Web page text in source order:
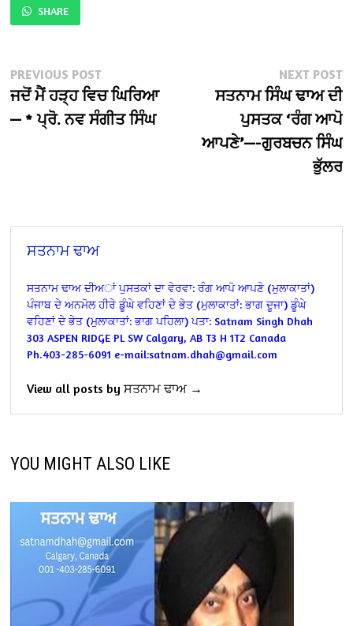
SHARE
Post
navigation
PREVIOUS POSTPrevious
post:
ਜਦੋਂ ਮੈਂ ਹੜ੍ਹ ਵਿਚ ਘਿਰਿਆ
— * ਪ੍ਰੋ. ਨਵ ਸੰਗੀਤ ਸਿੰਘ
NEXT POST
ਸਤਨਾਮ ਸਿੰਘ ਢਾਅ ਦੀ
ਪੁਸਤਕ ‘ਰੰਗ ਆਪੋ
ਆਪਣੇ’—-ਗੁਰਬਚਨ ਸਿੰਘ
ਭੁੱਲਰ
ਸਤਨਾਮ ਢਾਅ
ਸਤਨਾਮ ਢਾਅ ਦੀਅਾਂ ਪੁਸਤਕਾਂ ਦਾ ਵੇਰਵਾ: ਰੰਗ ਆਪੋ ਆਪਣੇ (ਮੁਲਾਕਾਤਾਂ)
ਪੰਜਾਬ ਦੇ ਅਨਮੋਲ ਹੀਰੇ ਡੂੰਘੇ ਵਹਿਣਾਂ ਦੇ ਭੇਤ (ਮੁਲਾਕਾਤਾਂ: ਭਾਗ ਦੂਜਾ) ਡੂੰਘੇ
ਵਹਿਣਾਂ ਦੇ ਭੇਤ (ਮੁਲਾਕਾਤਾਂ: ਭਾਗ ਪਹਿਲਾ) ਪਤਾ: Satnam Singh Dhah
303 ASPEN RIDGE PL SW Calgary, AB T3 H 1T2 Canada
Ph.403-285-6091 e-mail:satnam.dhah@gmail.com
View all posts by ਸਤਨਾਮ ਢਾਅ →
YOU MIGHT ALSO LIKE